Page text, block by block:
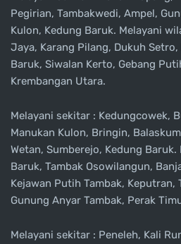
Pegirian, Tambakwedi, Ampel,
Kulon, Kedung Baruk. Melayani
Jaya, Karang Pilang, Dukuh Setro,
Baruk, Siwalan Kerto, Gebang
Krembangan Utara.
Melayani sekitar : Kedungcowek,
Manukan Kulon, Bringin,
Wetan, Sumberejo, Kedung
Baruk, Tambak Osowilangun,
Kejawan Putih Tambak, Keputran,
Gunung Anyar Tambak, Perak
Melayani sekitar : Peneleh, Kali